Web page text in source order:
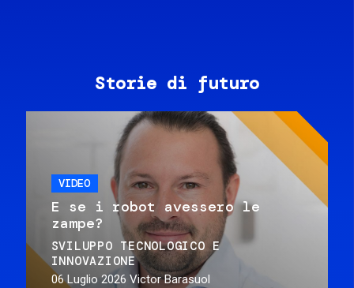
Storie di futuro
VIDEO
E se i robot avessero le
zampe?
SVILUPPO TECNOLOGICO E
INNOVAZIONE
06 Luglio 2026 Victor Barasuol